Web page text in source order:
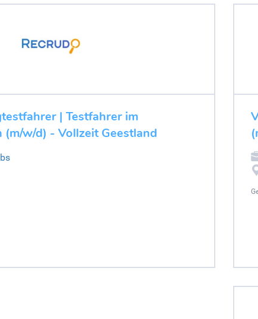
| Testfahrer im
w/d) - Vollzeit Geestland